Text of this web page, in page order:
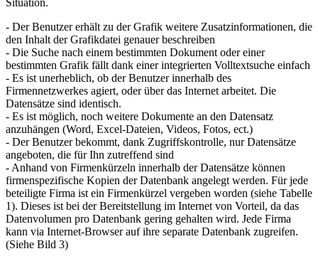
- Der Benutzer erhält zu der Grafik weitere Zusatzinformationen, die
den Inhalt der Grafikdatei genauer beschreiben
- Die Suche nach einem bestimmten Dokument oder einer
bestimmten Grafik fällt dank einer integrierten Volltextsuche einfach
- Es ist unerheblich, ob der Benutzer innerhalb des
Firmennetzwerkes agiert, oder über das Internet arbeitet. Die
Datensätze sind identisch.
- Es ist möglich, noch weitere Dokumente an den Datensatz
anzuhängen (Word, Excel-Dateien, Videos, Fotos, ect.)
- Der Benutzer bekommt, dank Zugriffskontrolle, nur Datensätze
angeboten, die für Ihn zutreffend sind
- Anhand von Firmenkürzeln innerhalb der Datensätze können
firmenspezifische Kopien der Datenbank angelegt werden. Für jede
beteiligte Firma ist ein Firmenkürzel vergeben worden (siehe Tabelle
1). Dieses ist bei der Bereitstellung im Internet von Vorteil, da das
Datenvolumen pro Datenbank gering gehalten wird. Jede Firma
kann via Internet-Browser auf ihre separate Datenbank zugreifen.
(Siehe Bild 3)